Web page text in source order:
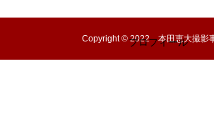
プロフィール
Copyright © 2022 本田恵大撮影